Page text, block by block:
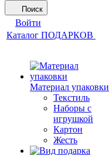
Поиск
Войти
Каталог ПОДАРКОВ
Материал упаковки
Текстиль
Наборы с
игрушкой
Картон
Жесть